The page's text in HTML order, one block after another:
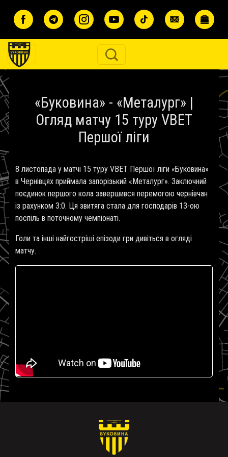
«Буковина» - «Металург» |
Огляд матчу 15 туру VBET
Першої ліги
8 листопада у матчі 15 туру VBET Першої ліги «Буковина»
в Чернівцях приймала запорізький «Металург». Заключний
поєдинок першого кола завершився перемогою чернівчан
із рахунком 3:0. Ця звитяга стала для господарів 13-ою
поспіль в поточному чемпіонаті.
Голи та інші найгостріші епізоди гри дивіться в огляді
матчу.